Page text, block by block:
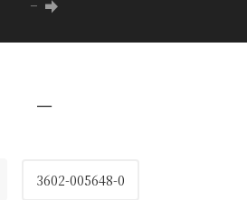
−
−
3602-005648-0